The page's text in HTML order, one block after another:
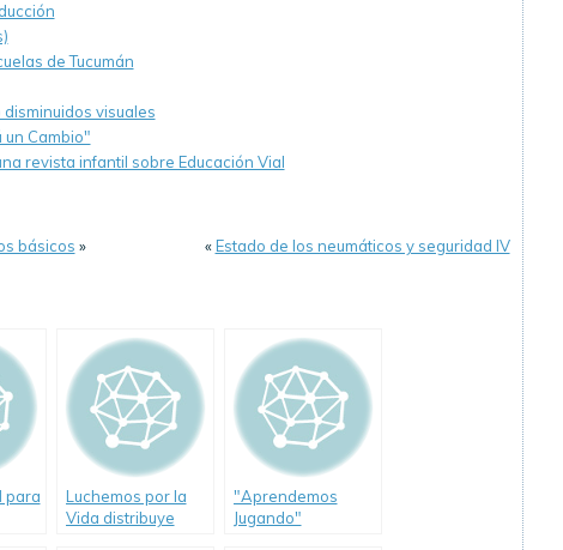
de Tucumán
visuales
un Cambio"
revista infantil sobre Educación Vial
básicos » «Estado de los neumáticos y seguridad IV
para
Luchemos por la
Vida distribuye
"Aprendemos
Jugando"